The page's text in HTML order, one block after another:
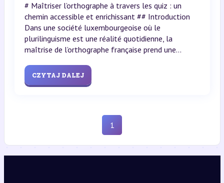
# Maîtriser l’orthographe à travers les quiz : un
chemin accessible et enrichissant ## Introduction
Dans une société luxembourgeoise où le
plurilinguisme est une réalité quotidienne, la
maîtrise de l’orthographe française prend une...
CZYTAJ DALEJ
1